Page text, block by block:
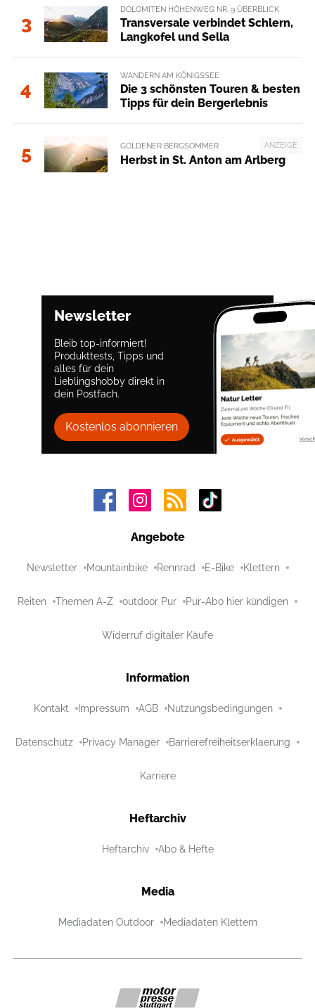
3
DOLOMITEN HÖHENWEG NR. 9 ÜBERBLICK
Transversale verbindet Schlern,
Langkofel und Sella
4
WANDERN AM KÖNIGSSEE
Die 3 schönsten Touren & besten
Tipps für dein Bergerlebnis
5 ANZEIGE
GOLDENER BERGSOMMER
Herbst in St. Anton am Arlberg
Newsletter
Bleib top-informiert!
Produkttests, Tipps und
alles für dein
Lieblingshobby direkt in
dein Postfach.
Kostenlos abonnieren
Angebote
Newsletter Mountainbike Rennrad E-Bike Klettern
Reiten Themen A-Z outdoor Pur Pur-Abo hier kündigen
Widerruf digitaler Käufe
Information
Kontakt Impressum AGB Nutzungsbedingungen
Datenschutz Privacy Manager Barrierefreiheitserklaerung
Karriere
Heftarchiv
Heftarchiv Abo & Hefte
Media
Mediadaten Outdoor Mediadaten Klettern